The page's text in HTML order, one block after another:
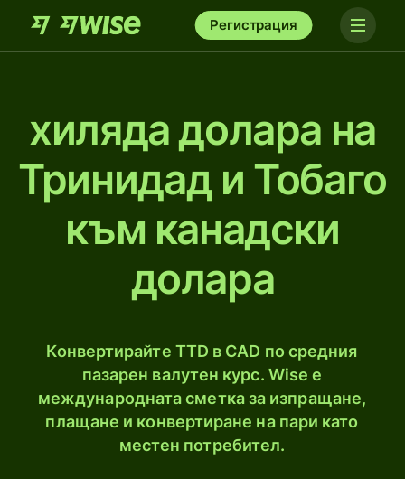
Регистрация
хиляда долара на
Тринидад и Тобаго
към канадски
долара
Конвертирайте TTD в CAD по средния
пазарен валутен курс. Wise е
международната сметка за изпращане,
плащане и конвертиране на пари като
местен потребител.